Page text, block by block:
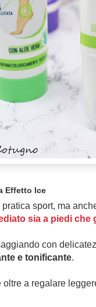
Effetto Ice
sport, ma
sia a piedi che
con
e tonificante.
oltre a regalare